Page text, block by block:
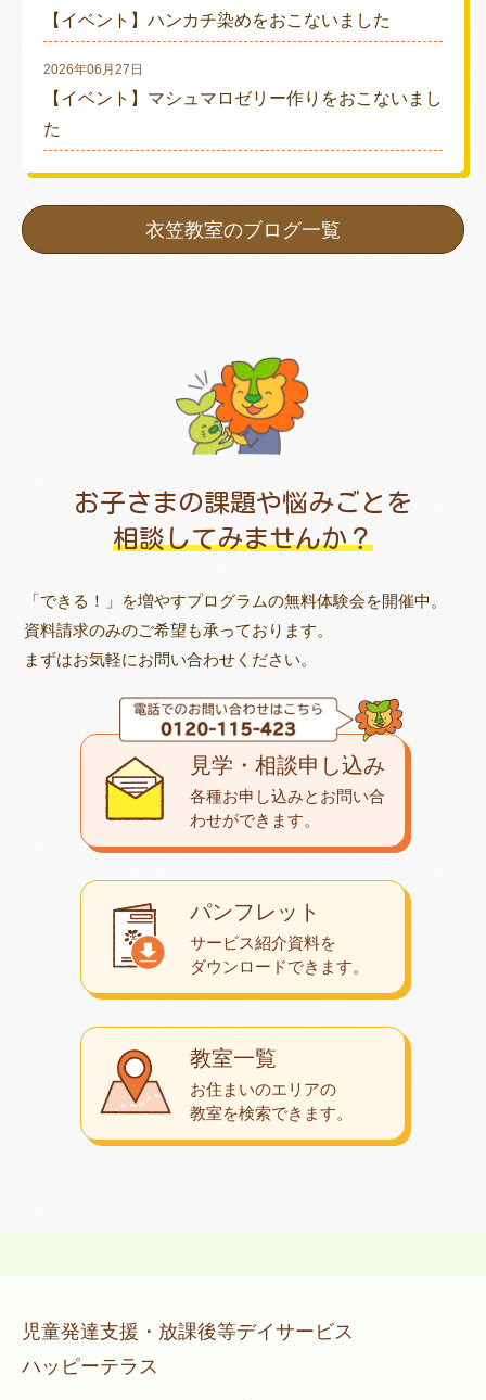
【イベント】ハンカチ染めをおこないました
2026年06月27日
【イベント】マシュマロゼリー作りをおこないまし
た
衣笠教室のブログ一覧
お子さまの課題や悩みごとを
相談してみませんか？
「できる！」を増やすプログラムの無料体験会を開催中。
資料請求のみのご希望も承っております。
まずはお気軽にお問い合わせください。
教室一覧
お住まいのエリアの
教室を検索できます。
パンフレット
サービス紹介資料を
ダウンロードできます。
見学・相談申し込み
各種お申し込みとお問い合
わせができます。
児童発達支援・放課後等デイサービス
ハッピーテラス